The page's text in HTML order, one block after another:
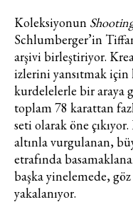
hizmetlere
pazarlama
amaçlı her
elektronik
yoluyla
ve bu
soyad ve e-
işlenmesine
Koleksiyonun
Schlumberger’in
arşivi birleştiriyor.
izlerini yansıtmak için
kurdelelerle bir araya
toplam 78 karattan
seti olarak öne
altınla vurgulanan,
etrafında
başka yinelemede,
yakalanıyor.